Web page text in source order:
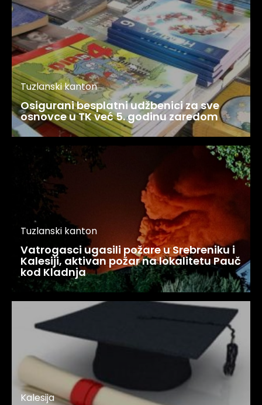
Tuzlanski kanton
Osigurani besplatni udžbenici za sve
osnovce u TK već 5. godinu zaredom
Tuzlanski kanton
Vatrogasci ugasili požare u Srebreniku i
Kalesiji, aktivan požar na lokalitetu Pauč
kod Kladnja
Kalesija